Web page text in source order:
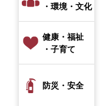
・環境・文化
健康・福祉
・子育て
防災・安全